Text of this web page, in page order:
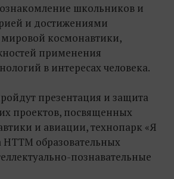
школьников и
и достижениями
мировой космонавтики,
применения
в интересах человека.
презентация и защита
проектов, посвященных
и авиации, технопарк «Я
НТТМ образовательных
познавательные